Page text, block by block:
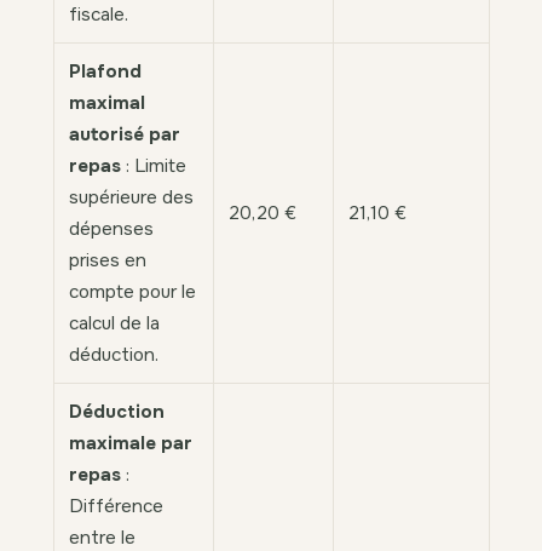
fiscale.
Plafond
maximal
autorisé par
repas : Limite
supérieure des
dépenses
prises en
compte pour le
calcul de la
déduction.
20,20 € 21,10 €
Déduction
maximale par
repas :
Différence
entre le